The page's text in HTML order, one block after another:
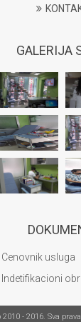
GALERIJA
Cenovnik usluga
Indetifikacioni
- 2016. Sva